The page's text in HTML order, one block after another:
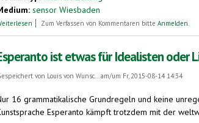
sensor Wiesbaden
über Die Sprache als kleinster gemeinsamer Nenner:
Zum Verfassen von Kommentaren bitte Anmelden.
ist etwas für Idealisten oder
von Louis von Wunsc...am/um Fr, 2015-08-14 14:34
16 grammatikalische Grundregeln und keine
Esperanto kämpft trotzdem mit der